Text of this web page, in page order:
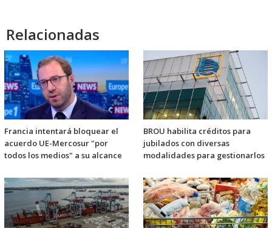
Relacionadas
Francia intentará bloquear el
acuerdo UE-Mercosur "por
todos los medios" a su alcance
BROU habilita créditos para
jubilados con diversas
modalidades para gestionarlos